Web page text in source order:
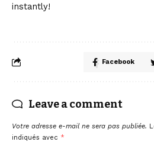
instantly!
Facebook
Leave a comment
Votre adresse e-mail ne sera pas publiée.
indiqués avec *